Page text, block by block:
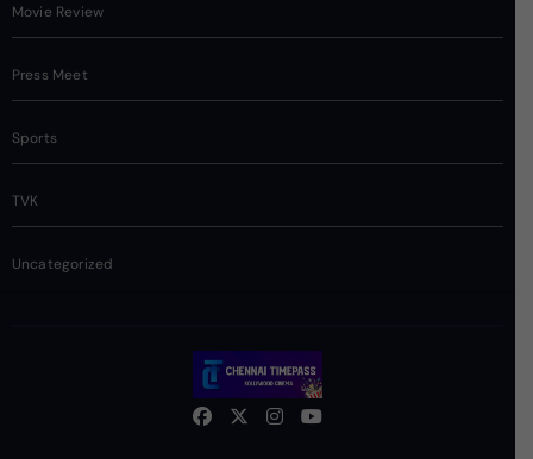
Movie Review
Press Meet
Sports
TVK
Uncategorized